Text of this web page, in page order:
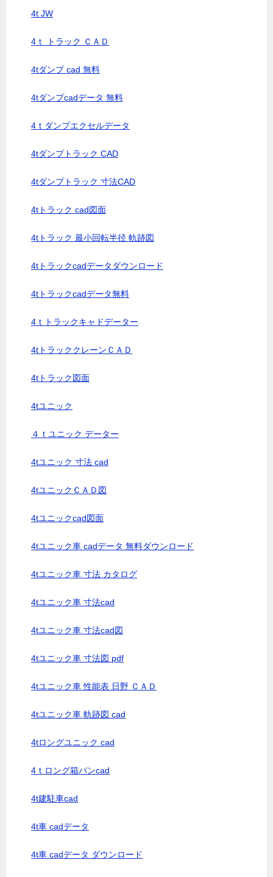
4t JW
4ｔ トラック ＣＡＤ
4tダンプ cad 無料
4tダンプcadデータ 無料
4ｔダンプエクセルデータ
4tダンプトラック CAD
4tダンプトラック 寸法CAD
4tトラック cad図面
4tトラック 最小回転半径 軌跡図
4tトラックcadデータダウンロード
4tトラックcadデータ無料
4ｔトラックキャドデーター
4tトラッククレーンＣＡＤ
4tトラック図面
4tユニック
４ｔユニック データー
4tユニック 寸法 cad
4tユニックＣＡＤ図
4tユニックcad図面
4tユニック車 cadデータ 無料ダウンロード
4tユニック車 寸法 カタログ
4tユニック車 寸法cad
4tユニック車 寸法cad図
4tユニック車 寸法図 pdf
4tユニック車 性能表 日野 ＣＡＤ
4tユニック車 軌跡図 cad
4tロングユニック cad
4ｔロング箱バンcad
4t建駐車cad
4t車 cadデータ
4t車 cadデータ ダウンロード